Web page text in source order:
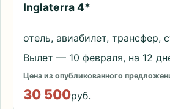
Inglaterra 4*
отель, авиабилет, трансфер,
Вылет — 10 февраля, на 12
Цена из опубликованного
30 500руб.